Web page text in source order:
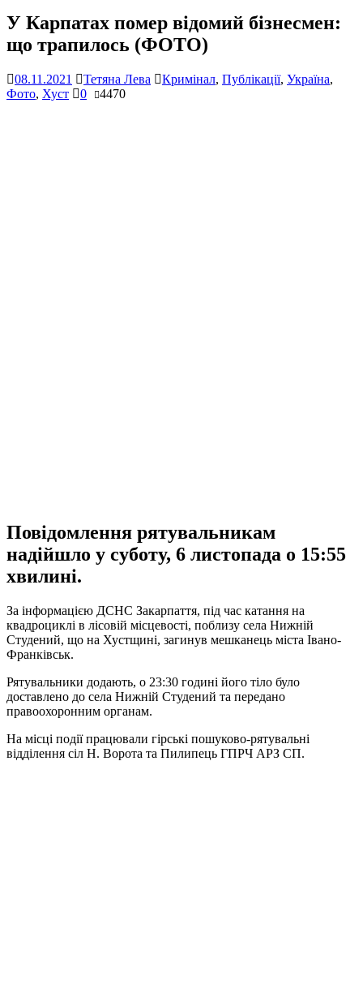
У Карпатах помер відомий бізнесмен:
що трапилось (ФОТО)
08.11.2021 Тетяна Лева Кримінал, Публікації, Україна,
Фото, Хуст 0 4470
Повідомлення рятувальникам
надійшло у суботу, 6 листопада о 15:55
хвилині.
За інформацією ДСНС Закарпаття, під час катання на
квадроциклі в лісовій місцевості, поблизу села Нижній
Студений, що на Хустщині, загинув мешканець міста Івано-
Франківськ.
Рятувальники додають, о 23:30 годині його тіло було
доставлено до села Нижній Студений та передано
правоохоронним органам.
На місці події працювали гірські пошуково-рятувальні
відділення сіл Н. Ворота та Пилипець ГПРЧ АРЗ СП.